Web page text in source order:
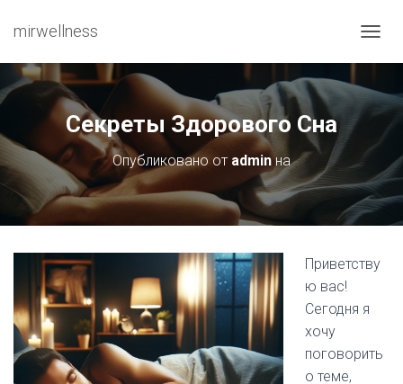
mirwellness
Секреты Здорового Сна
Опубликовано от adminна
Приветству
ю вас!
Сегодня я
хочу
поговорить
о теме,